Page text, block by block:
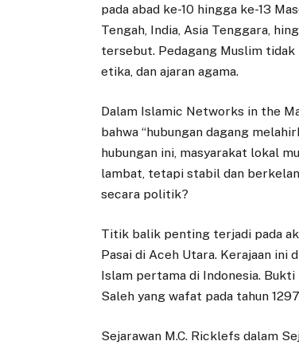
pada abad ke-10 hingga ke-13
Tengah, India, Asia Tenggara,
tersebut. Pedagang Muslim tidak
etika, dan ajaran agama.
Dalam Islamic Networks in the
bahwa “hubungan dagang
hubungan ini, masyarakat lokal
lambat, tetapi stabil dan
secara politik?
Titik balik penting terjadi pada
Pasai di Aceh Utara. Kerajaan
Islam pertama di Indonesia.
Saleh yang wafat pada tahun
Sejarawan M.C. Ricklefs dalam